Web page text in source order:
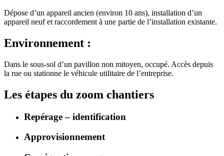
Dépose d’un appareil ancien (environ 10 ans), installation d’un
appareil neuf et raccordement à une partie de l’installation existante.
Environnement :
Dans le sous-sol d’un pavillon non mitoyen, occupé. Accès depuis
la rue ou stationne le véhicule utilitaire de l’entreprise.
Les étapes du zoom chantiers
Repérage – identification
Approvisionnement